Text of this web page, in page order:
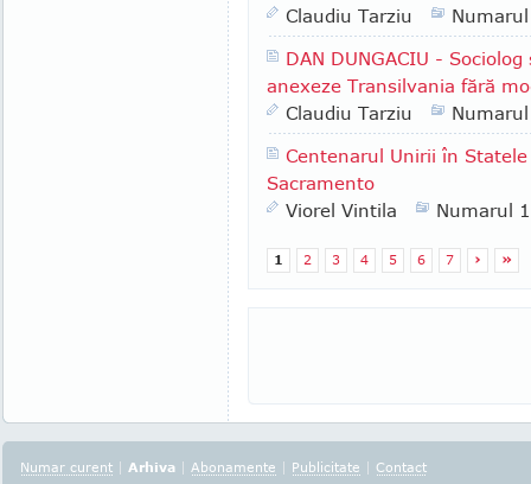
Claudiu Tarziu
DAN DUNGACIU -
anexeze Transilvania fără
Claudiu Tarziu
Centenarul Unirii în
Sacramento
Viorel Vintila
Numarul
1 2 3 4 5 6 7 › »
Numar curent | Arhiva | Abonamente | Publicitate | Contact